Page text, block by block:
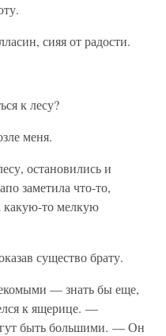
сияя от радости.
к лесу?
меня.
остановились и
заметила что-то,
какую-то мелкую
существо брату.
— знать бы еще,
к ящерице. —
быть большими. — Он